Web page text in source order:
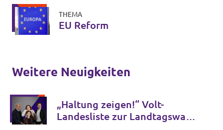
THEMA
EU Reform
Weitere Neuigkeiten
„Haltung zeigen!“ Volt-
Landesliste zur Landtagswahl